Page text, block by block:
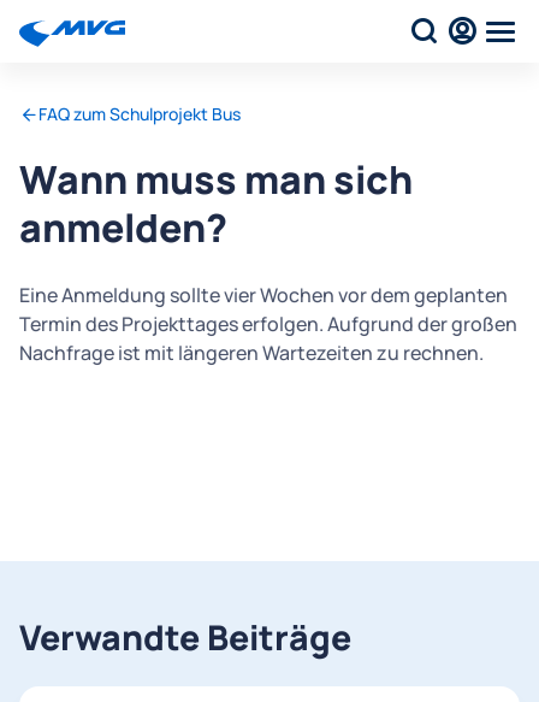
FAQ zum Schulprojekt Bus
Wann muss man sich
anmelden?
Eine Anmeldung sollte vier Wochen vor dem geplanten
Termin des Projekttages erfolgen. Aufgrund der großen
Nachfrage ist mit längeren Wartezeiten zu rechnen.
Verwandte Beiträge